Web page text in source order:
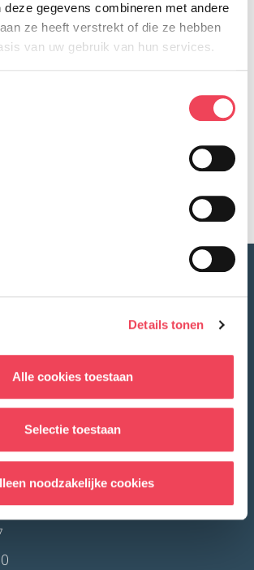
deze gegevens combineren met andere
ze heeft verstrekt of die ze hebben
van uw gebruik van hun services.
Details tonen
Alle cookies toestaan
Selectie toestaan
noodzakelijke cookies
Door dit te oefenen kun je
en zelfrespect krijgen.
Facebook
LinkedIn